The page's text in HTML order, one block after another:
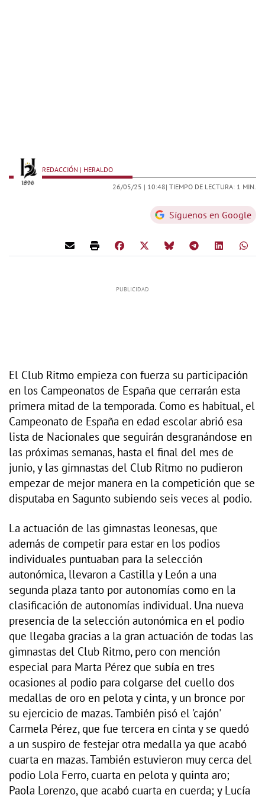
REDACCIÓN | HERALDO
26/05/25 | 10:48| TIEMPO DE LECTURA: 1 MIN.
Síguenos en Google
El Club Ritmo empieza con fuerza su participación
en los Campeonatos de España que cerrarán esta
primera mitad de la temporada. Como es habitual, el
Campeonato de España en edad escolar abrió esa
lista de Nacionales que seguirán desgranándose en
las próximas semanas, hasta el final del mes de
junio, y las gimnastas del Club Ritmo no pudieron
empezar de mejor manera en la competición que se
disputaba en Sagunto subiendo seis veces al podio.
La actuación de las gimnastas leonesas, que
además de competir para estar en los podios
individuales puntuaban para la selección
autonómica, llevaron a Castilla y León a una
segunda plaza tanto por autonomías como en la
clasificación de autonomías individual. Una nueva
presencia de la selección autonómica en el podio
que llegaba gracias a la gran actuación de todas las
gimnastas del Club Ritmo, pero con mención
especial para Marta Pérez que subía en tres
ocasiones al podio para colgarse del cuello dos
medallas de oro en pelota y cinta, y un bronce por
su ejercicio de mazas. También pisó el 'cajón'
Carmela Pérez, que fue tercera en cinta y se quedó
a un suspiro de festejar otra medalla ya que acabó
cuarta en mazas. También estuvieron muy cerca del
podio Lola Ferro, cuarta en pelota y quinta aro;
Paola Lorenzo, que acabó cuarta en cuerda; y Lucía